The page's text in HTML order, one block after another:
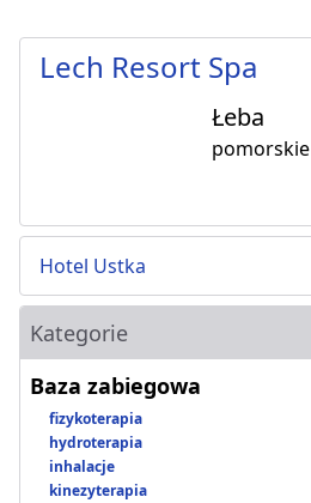
Lech Resort Spa
Łeba
pomorskie
Hotel Ustka
Kategorie
Baza zabiegowa
fizykoterapia
hydroterapia
inhalacje
kinezyterapia